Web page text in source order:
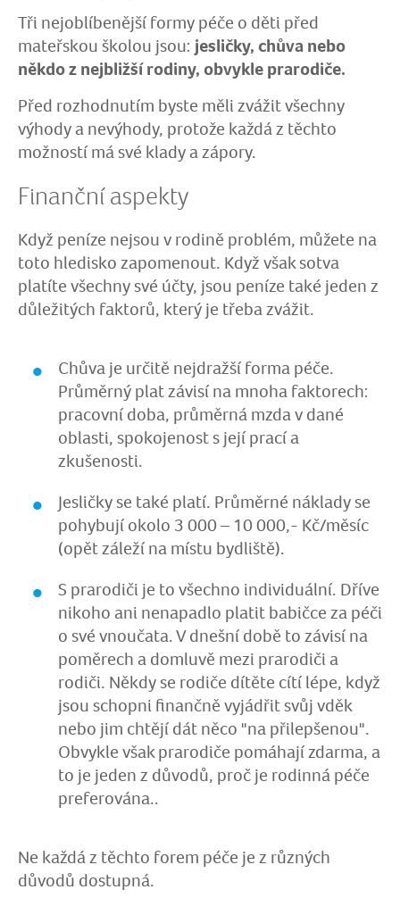
Tři nejoblíbenější formy péče o děti před
mateřskou školou jsou: jesličky, chůva nebo
někdo z nejbližší rodiny, obvykle prarodiče.
Před rozhodnutím byste měli zvážit všechny
výhody a nevýhody, protože každá z těchto
možností má své klady a zápory.
Finanční aspekty
Když peníze nejsou v rodině problém, můžete na
toto hledisko zapomenout. Když však sotva
platíte všechny své účty, jsou peníze také jeden z
důležitých faktorů, který je třeba zvážit.
Chůva je určitě nejdražší forma péče.
Průměrný plat závisí na mnoha faktorech:
pracovní doba, průměrná mzda v dané
oblasti, spokojenost s její prací a
zkušenosti.
Jesličky se také platí. Průměrné náklady se
pohybují okolo 3 000 – 10 000,- Kč/měsíc
(opět záleží na místu bydliště).
S prarodiči je to všechno individuální. Dříve
nikoho ani nenapadlo platit babičce za péči
o své vnoučata. V dnešní době to závisí na
poměrech a domluvě mezi prarodiči a
rodiči. Někdy se rodiče dítěte cítí lépe, když
jsou schopni finančně vyjádřit svůj vděk
nebo jim chtějí dát něco "na přilepšenou".
Obvykle však prarodiče pomáhají zdarma, a
to je jeden z důvodů, proč je rodinná péče
preferována..
Ne každá z těchto forem péče je z různých
důvodů dostupná.